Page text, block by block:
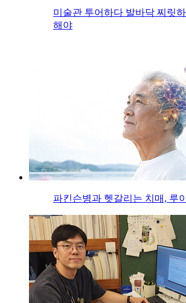
미술관 투어하다 발바닥 찌릿하
해야
파킨슨병과 헷갈리는 치매, 루